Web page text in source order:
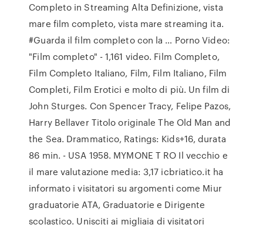
Completo in Streaming Alta Definizione, vista
mare film completo, vista mare streaming ita.
#Guarda il film completo con la … Porno Video:
"Film completo" - 1,161 video. Film Completo,
Film Completo Italiano, Film, Film Italiano, Film
Completi, Film Erotici e molto di più. Un film di
John Sturges. Con Spencer Tracy, Felipe Pazos,
Harry Bellaver Titolo originale The Old Man and
the Sea. Drammatico, Ratings: Kids+16, durata
86 min. - USA 1958. MYMONE T RO Il vecchio e
il mare valutazione media: 3,17 icbriatico.it ha
informato i visitatori su argomenti come Miur
graduatorie ATA, Graduatorie e Dirigente
scolastico. Unisciti ai migliaia di visitatori